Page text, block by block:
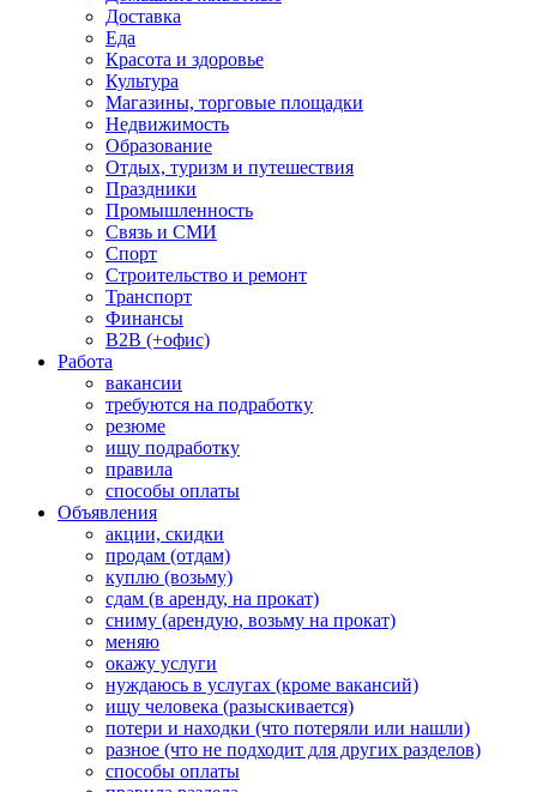
Доставка
Еда
Красота и здоровье
Культура
Магазины, торговые площадки
Недвижимость
Образование
Отдых, туризм и путешествия
Праздники
Промышленность
Связь и СМИ
Спорт
Строительство и ремонт
Транспорт
Финансы
B2B (+офис)
Работа
вакансии
требуются на подработку
резюме
ищу подработку
правила
способы оплаты
Объявления
акции, скидки
продам (отдам)
куплю (возьму)
сдам (в аренду, на прокат)
сниму (арендую, возьму на прокат)
меняю
окажу услуги
нуждаюсь в услугах (кроме вакансий)
ищу человека (разыскивается)
потери и находки (что потеряли или нашли)
разное (что не подходит для других разделов)
способы оплаты